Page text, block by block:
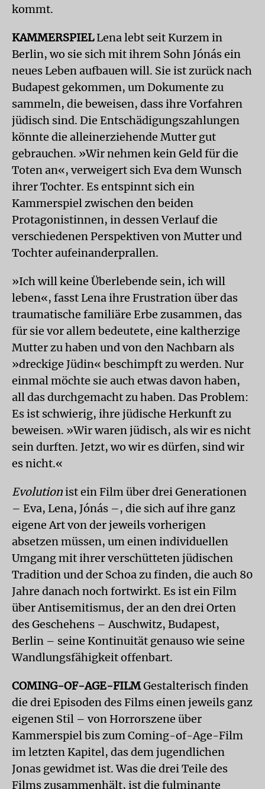
kommt.
KAMMERSPIELLena lebt seit Kurzem in
Berlin, wo sie sich mit ihrem Sohn Jónás ein
neues Leben aufbauen will. Sie ist zurück nach
Budapest gekommen, um Dokumente zu
sammeln, die beweisen, dass ihre Vorfahren
jüdisch sind. Die Entschädigungszahlungen
könnte die alleinerziehende Mutter gut
gebrauchen. »Wir nehmen kein Geld für die
Toten an«, verweigert sich Eva dem Wunsch
ihrer Tochter. Es entspinnt sich ein
Kammerspiel zwischen den beiden
Protagonistinnen, in dessen Verlauf die
verschiedenen Perspektiven von Mutter und
Tochter aufeinanderprallen.
»Ich will keine Überlebende sein, ich will
leben«, fasst Lena ihre Frustration über das
traumatische familiäre Erbe zusammen, das
für sie vor allem bedeutete, eine kaltherzige
Mutter zu haben und von den Nachbarn als
»dreckige Jüdin« beschimpft zu werden. Nur
einmal möchte sie auch etwas davon haben,
all das durchgemacht zu haben. Das Problem:
Es ist schwierig, ihre jüdische Herkunft zu
beweisen. »Wir waren jüdisch, als wir es nicht
sein durften. Jetzt, wo wir es dürfen, sind wir
es nicht.«
Evolutionist ein Film über drei Generationen
– Eva, Lena, Jónás –, die sich auf ihre ganz
eigene Art von der jeweils vorherigen
absetzen müssen, um einen individuellen
Umgang mit ihrer verschütteten jüdischen
Tradition und der Schoa zu finden, die auch 80
Jahre danach noch fortwirkt. Es ist ein Film
über Antisemitismus, der an den drei Orten
des Geschehens – Auschwitz, Budapest,
Berlin – seine Kontinuität genauso wie seine
Wandlungsfähigkeit offenbart.
COMING-OF-AGE-FILMGestalterisch finden
die drei Episoden des Films einen jeweils ganz
eigenen Stil – von Horrorszene über
Kammerspiel bis zum Coming-of-Age-Film
im letzten Kapitel, das dem jugendlichen
Jonas gewidmet ist. Was die drei Teile des
Films zusammenhält, ist die fulminante